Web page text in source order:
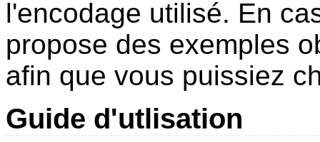
l'encodage utilisé. En
propose des exemples
afin que vous puissiez
Guide d'utlisation